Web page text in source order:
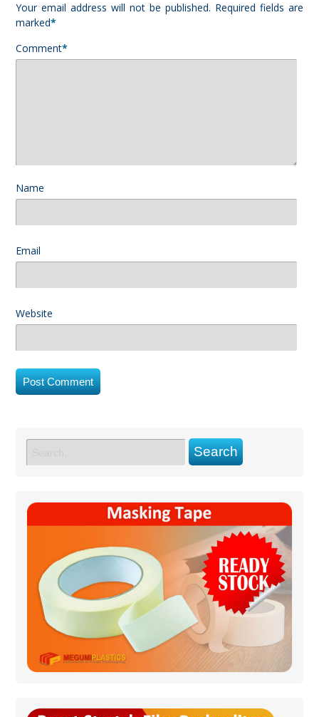
Your email address will not be published. Required fields are
marked*
Comment*
Name
Email
Website